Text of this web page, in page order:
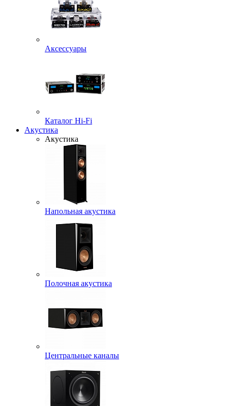
Аксессуары
Каталог Hi-Fi
Акустика
Акустика
Напольная акустика
Полочная акустика
Центральные каналы